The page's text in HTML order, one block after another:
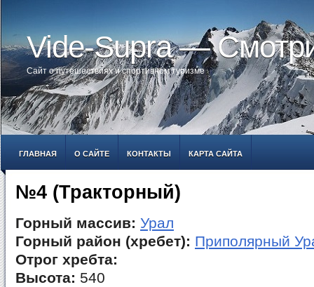
Vide-Supra —
Сайт о путешествиях и спортивном туризме
ГЛАВНАЯ О САЙТЕ КОНТАКТЫ КАРТА САЙТА
№4 (Тракторный)
Горный массив: Урал
Горный район (хребет): Приполярный
Отрог хребта:
Высота: 540